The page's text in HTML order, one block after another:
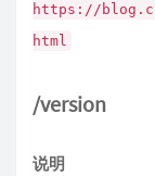
https://
html
/version
说明